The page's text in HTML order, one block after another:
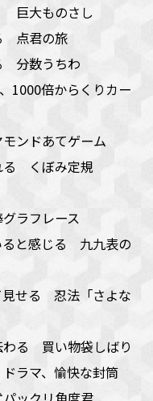
巨大ものさし
点君の旅
分数うちわ
倍からくりカー
ンドあてゲーム
る くぼみ定規
ラフレース
と感じる 九九表の
せる 忍法「さよな
る 買い物袋しばり
ラマ、愉快な封筒